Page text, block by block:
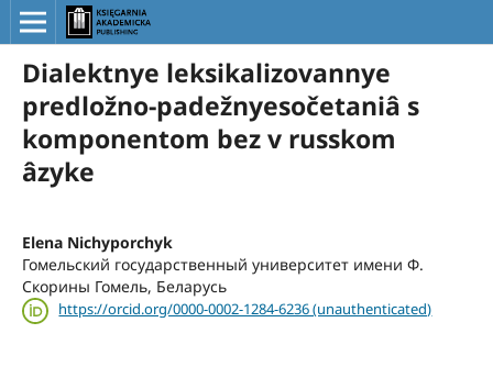
Dialektnye leksikalizovannye
predložno-padežnyesočetaniâ s
komponentom bez v russkom
âzyke
Elena Nichyporchyk
Гомельский государственный университет имени Ф.
Скорины Гомель, Беларусь
https://orcid.org/0000-0002-1284-6236 (unauthenticated)